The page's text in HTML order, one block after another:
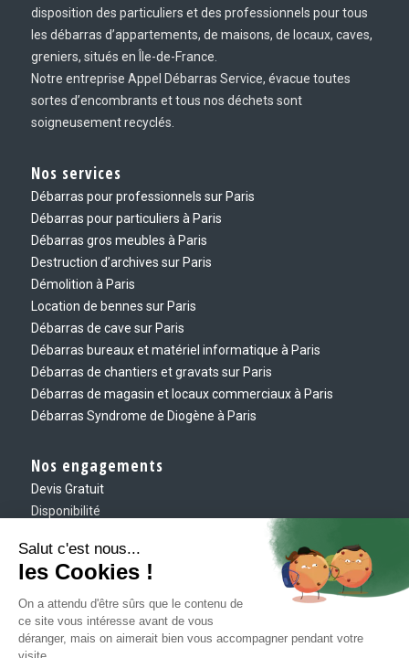
disposition des particuliers et des professionnels pour tous
les débarras d’appartements, de maisons, de locaux, caves,
greniers, situés en Île-de-France.
Notre entreprise Appel Débarras Service, évacue toutes
sortes d’encombrants et tous nos déchets sont
soigneusement recyclés.
Nos services
Débarras pour professionnels sur Paris
Débarras pour particuliers à Paris
Débarras gros meubles à Paris
Destruction d’archives sur Paris
Démolition à Paris
Location de bennes sur Paris
Débarras de cave sur Paris
Débarras bureaux et matériel informatique à Paris
Débarras de chantiers et gravats sur Paris
Débarras de magasin et locaux commerciaux à Paris
Débarras Syndrome de Diogène à Paris
Nos engagements
Devis Gratuit
Disponibilité
Ponctualité
Exigence
Contact
Envoyez-nous un message